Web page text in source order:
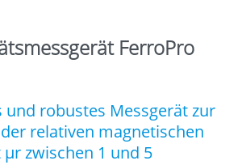
FerroPro
und robustes Messgerät zur
relativen magnetischen
zwischen 1 und 5